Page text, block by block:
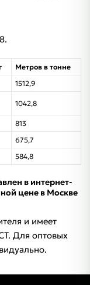
Метров в тонне
1512,9
1042,8
813
675,7
584,8
в интернет-
цене в Москве
и имеет
Для оптовых